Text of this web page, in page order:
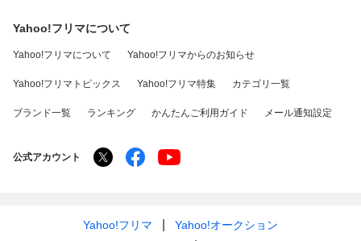
Yahoo!フリマについて
Yahoo!フリマについて Yahoo!フリマからのお知らせ
Yahoo!フリマトピックス Yahoo!フリマ特集 カテゴリ一覧
ブランド一覧 ランキング かんたんご利用ガイド メール通知設定
公式アカウント
Yahoo!フリマ
Yahoo!オークション